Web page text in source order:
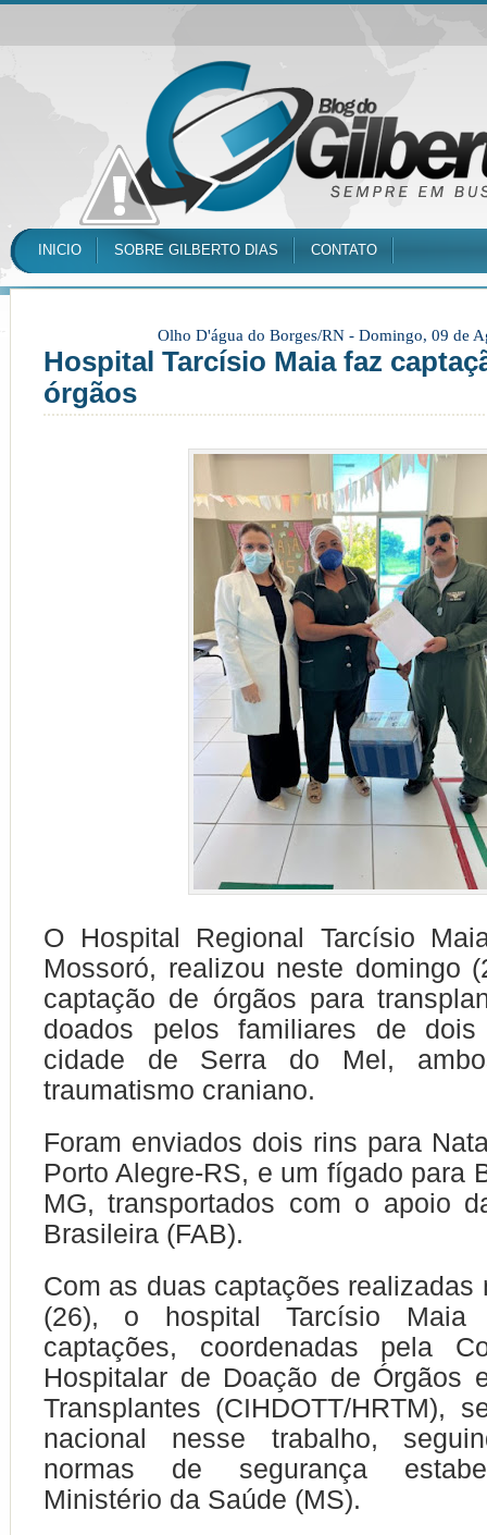
INICIO SOBRE GILBERTO DIAS CONTATO
Olho D'água do Borges/RN - Domingo, 09 de
Hospital Tarcísio Maia faz
órgãos
O Hospital Regional Tarcísio
Mossoró, realizou neste domingo
captação de órgãos para
doados pelos familiares de
cidade de Serra do Mel,
traumatismo craniano.
Foram enviados dois rins para
Porto Alegre-RS, e um fígado para
MG, transportados com o apoio
Brasileira (FAB).
Com as duas captações realizadas
(26), o hospital Tarcísio
captações, coordenadas pela
Hospitalar de Doação de Órgãos
Transplantes (CIHDOTT/HRTM),
nacional nesse trabalho,
normas de segurança
Ministério da Saúde (MS).